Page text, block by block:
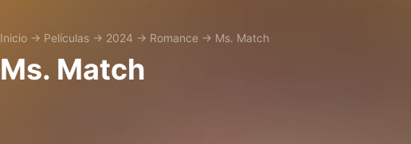
Inicio → Películas → 2024 → Romance → Ms. Match
Ms. Match